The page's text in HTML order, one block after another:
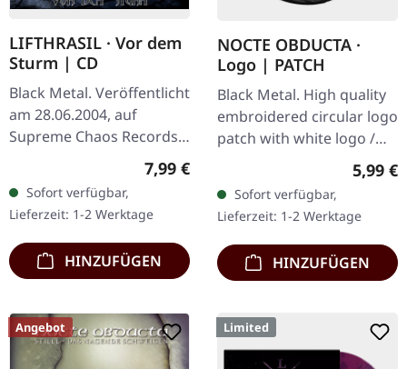
LIFTHRASIL · Vor dem
Sturm | CD
Black Metal. Veröffentlicht
am 28.06.2004, auf
Supreme Chaos Records.
CD im Jewelcase mit
entfesselt mit „Vor dem
Sturm" eine…
Regulärer Preis:
7,99 €
Sofort verfügbar,
Lieferzeit: 1-2 Werktage
HINZUFÜGEN
NOCTE OBDUCTA ·
Logo | PATCH
Black Metal. High quality
embroidered circular logo
patch with white logo /
embroidered edge. Size
ca. 10 cm diameter
5,99 €
Sofort verfügbar,
Lieferzeit: 1-2 Werktage
HINZUFÜGEN
Angebot Limited